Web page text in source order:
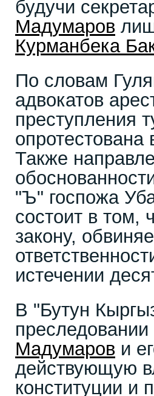
будучи
Мадумаров
Курманбека
По словам
адвокатов
преступления
Также
"Ъ" госпожа
состоит в том,
закону,
истечении
В "Бутун
Мадумаров и
действующую
конституции и